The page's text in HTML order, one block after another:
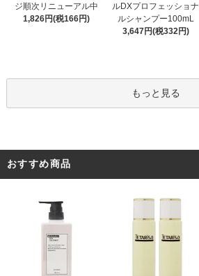
ジ順次リニューアル中
1,826円(税166円)
ルDXプロフェッショナ
ルシャンプー100mL
3,647円(税332円)
もっと見る
おすすめ商品